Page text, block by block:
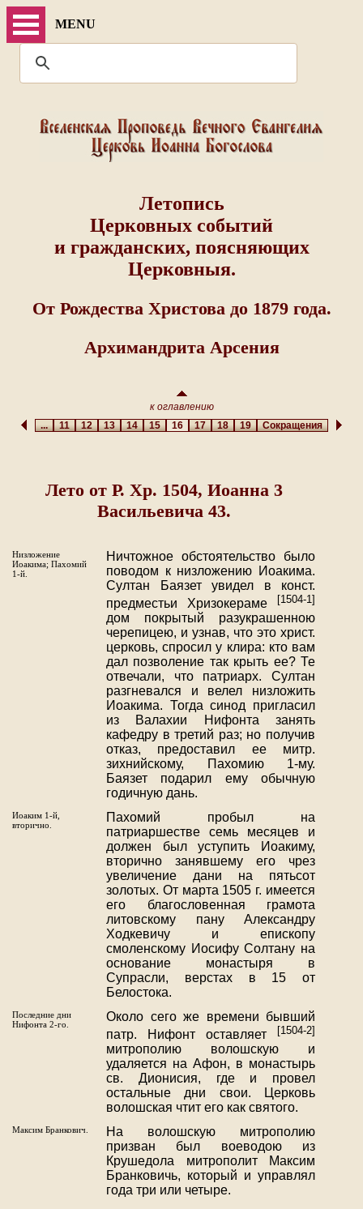
MENU
Летопись
Церковных событий
и гражданских, поясняющих
Церковныя.
От Рождества Христова до 1879 года.
Архимандрита Арсения
к оглавлению
...1112131415 16 171819Сокращения
Лето от Р. Хр. 1504, Иоанна 3
Васильевича 43.
Низложение
Иоакима; Пахомий
1-й.
Ничтожное обстоятельство было
поводом к низложению Иоакима.
Султан Баязет увидел в конст.
предместьи Хризокераме
[1504-1]
дом покрытый разукрашенною
черепицею, и узнав, что это христ.
церковь, спросил у клира: кто вам
дал позволение так крыть ее? Те
отвечали, что патриарх. Султан
разгневался и велел низложить
Иоакима. Тогда синод пригласил
из Валахии Нифонта занять
кафедру в третий раз; но получив
отказ, предоставил ее митр.
зихнийскому, Пахомию 1-му.
Баязет подарил ему обычную
годичную дань.
Иоаким 1-й,
вторично.
Пахомий пробыл на
патриаршестве семь месяцев и
должен был уступить Иоакиму,
вторично занявшему его чрез
увеличение дани на пятьсот
золотых. От марта 1505 г. имеется
его благословенная грамота
литовскому пану Александру
Ходкевичу и епископу
смоленскому Иосифу Солтану на
основание монастыря в
Супрасли, верстах в 15 от
Белостока.
Последние дни
Нифонта 2-го.
Около сего же времени бывший
патр. Нифонт оставляет
[1504-2]
митрополию волошскую и
удаляется на Афон, в монастырь
св. Дионисия, где и провел
остальные дни свои. Церковь
волошская чтит его как святого.
Максим Бранкович.
На волошскую митрополию
призван был воеводою из
Крушедола митрополит Максим
Бранковичь, который и управлял
года три или четыре.